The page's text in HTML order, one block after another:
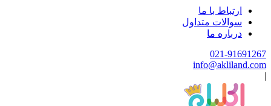
ارتباط با ما
سوالات متداول
درباره ما
021-91691267
info@akliland.com
|